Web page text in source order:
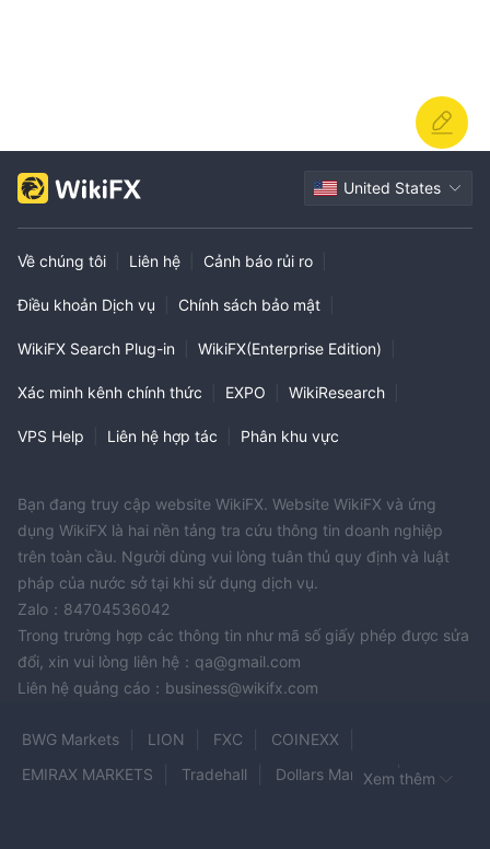
United States
Về chúng tôi Liên hệ Cảnh báo rủi ro
Điều khoản Dịch vụ Chính sách bảo mật
WikiFX Search Plug-in WikiFX(Enterprise Edition)
Xác minh kênh chính thức EXPO WikiResearch
VPS Help Liên hệ hợp tác Phân khu vực
Bạn đang truy cập website WikiFX. Website WikiFX và ứng
dụng WikiFX là hai nền tảng tra cứu thông tin doanh nghiệp
trên toàn cầu. Người dùng vui lòng tuân thủ quy định và luật
pháp của nước sở tại khi sử dụng dịch vụ.
Zalo：84704536042
Trong trường hợp các thông tin như mã số giấy phép được sửa
đổi, xin vui lòng liên hệ：qa@gmail.com
Liên hệ quảng cáo：business@wikifx.com
BWG Markets LION FXC
COINEXX
EMIRAX MARKETS
Tradehall
Dollars MarketsXem thêm